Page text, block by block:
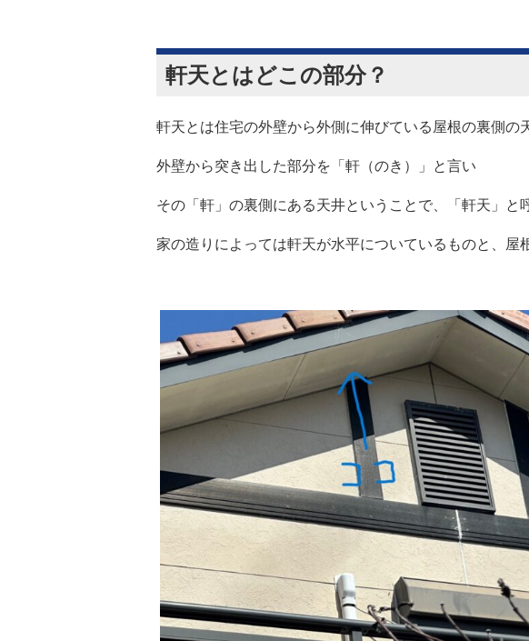
軒天とはどこの部分？
軒天とは住宅の外壁から外側に伸びている屋根の裏側の
外壁から突き出した部分を「軒（のき）」と言い
その「軒」の裏側にある天井ということで、「軒天」と
家の造りによっては軒天が水平についているものと、屋